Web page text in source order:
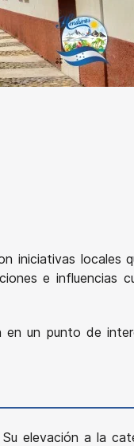
iniciativas locales
e influencias
en un punto de
elevación a la